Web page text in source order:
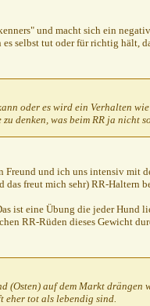
und macht sich ein
selbst tut oder für richtig hält,
oder es wird ein Verhalten
denken, was beim RR ja nicht
Freund und ich uns intensiv mit
das freut mich sehr) RR-Haltern
ist eine Übung die jeder Hund
RR-Rüden dieses Gewicht
(Osten) auf dem Markt drängen
eher tot als lebendig sind.